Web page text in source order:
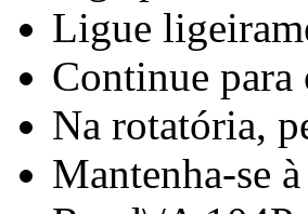
Ligue
Continue
Na rotatória,
Mantenha-se